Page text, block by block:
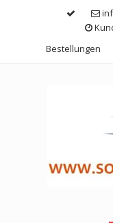
Bestellungen